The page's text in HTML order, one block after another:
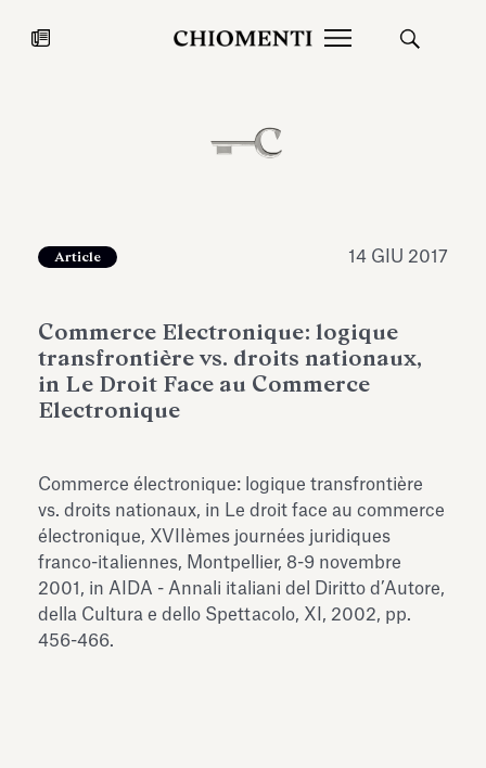
27 LUG 2026
ampliando gli spazi espositivi
dell’Antiquarium di Villa Albani
Torlonia
Leggi tutto
Article 14 GIU 2017
Commerce Electronique: logique
transfrontière vs. droits nationaux,
in Le Droit Face au Commerce
Electronique
Commerce électronique: logique transfrontière
vs. droits nationaux, in Le droit face au commerce
électronique, XVIIèmes journées juridiques
franco-italiennes, Montpellier, 8-9 novembre
2001, in AIDA - Annali italiani del Diritto d’Autore,
della Cultura e dello Spettacolo, XI, 2002, pp.
456-466.